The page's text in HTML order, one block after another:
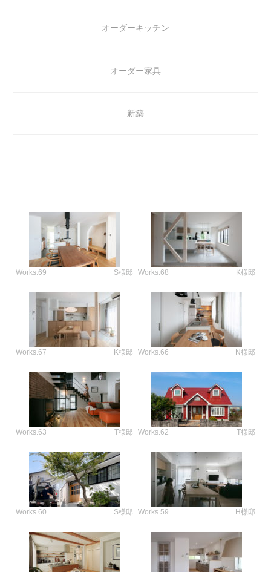
オーダーキッチン
オーダー家具
新築
Works.69 S様邸 Works.68 K様邸
Works.67 K様邸 Works.66 N様邸
Works.63 T様邸 Works.62 T様邸
Works.60 S様邸 Works.59 H様邸